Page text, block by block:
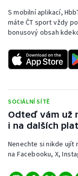
Plážový volejbal
Ragby
Rychlostní
Short track
Sportovní střelba
Stolní tenis
S mobilní aplikací,
máte ČT sport vždy
bonusový obsah
SOCIÁLNÍ SÍTĚ
Odteď vám už
i na dalších
Nenechte si nikde ujít
na Facebooku, X,